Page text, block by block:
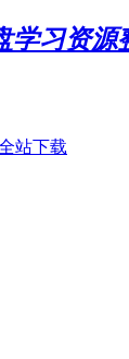
学习资源
站下载